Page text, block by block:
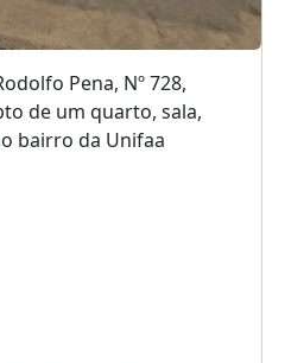
Pena, Nº 728,
de um quarto, sala,
bairro da Unifaa